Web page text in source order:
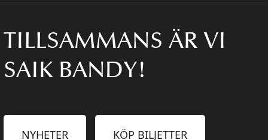
TILLSAMMANS ÄR VI
SAIK BANDY!
NYHETER KÖP BILJETTER